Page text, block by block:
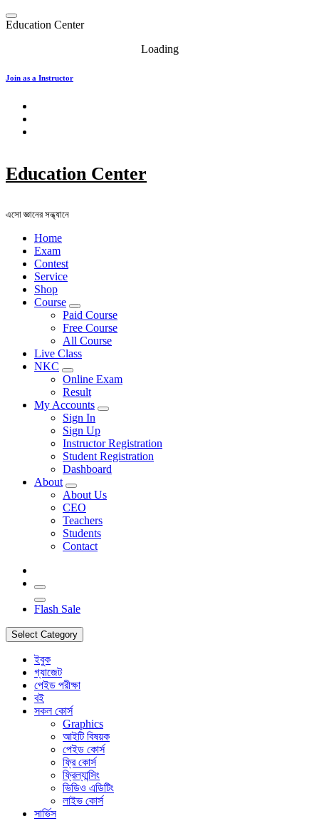
Skip
to
Education Center
Loading
Join as a Instructor
Education Center
এসো জ্ঞানের সন্ধ্যানে
Home
Exam
Contest
Service
Shop
Course
Paid Course
Free Course
All Course
Live Class
NKC
Online Exam
Result
My Accounts
Sign In
Sign Up
Instructor Registration
Student Registration
Dashboard
About
About Us
CEO
Teachers
Students
Contact
Flash Sale
Select Category
ইবুক
গ্যাজেট
পেইড পরীক্ষা
বই
সকল কোর্স
Graphics
আইটি বিষয়ক
পেইড কোর্স
ফ্রি কোর্স
ফ্রিল্যান্সিং
ভিডিও এডিটিং
লাইভ কোর্স
সার্ভিস